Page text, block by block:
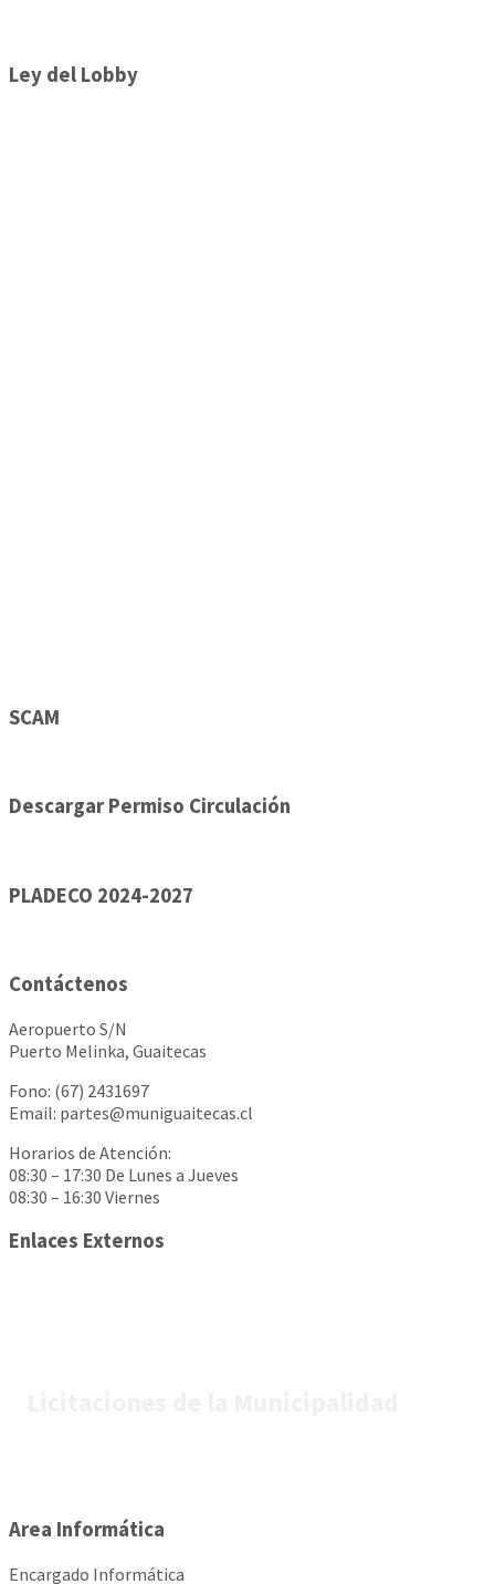
Ley del Lobby
SCAM
Descargar Permiso Circulación
PLADECO 2024-2027
Contáctenos
Aeropuerto S/N
Puerto Melinka, Guaitecas
Fono: (67) 2431697
Email: partes@muniguaitecas.cl
Horarios de Atención:
08:30 – 17:30 De Lunes a Jueves
08:30 – 16:30 Viernes
Enlaces Externos
Area Informática
Encargado Informática